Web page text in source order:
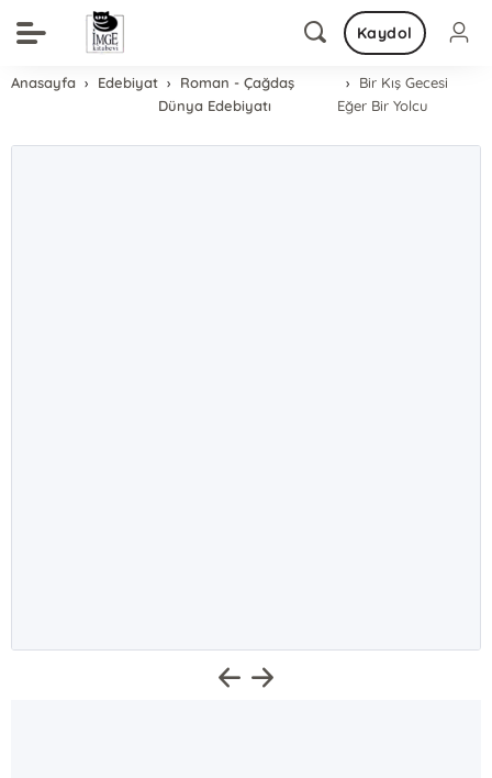
Kaydol
Anasayfa Edebiyat
Roman - Çağdaş
Dünya Edebiyatı
Bir Kış Gecesi
Eğer Bir Yolcu